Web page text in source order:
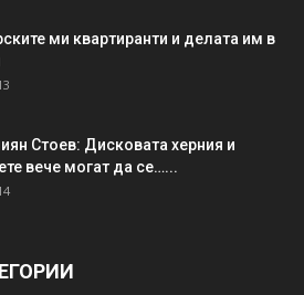
ми квартиранти и делата им в
Стоев: Дисковата херния и
вече могат да се…...